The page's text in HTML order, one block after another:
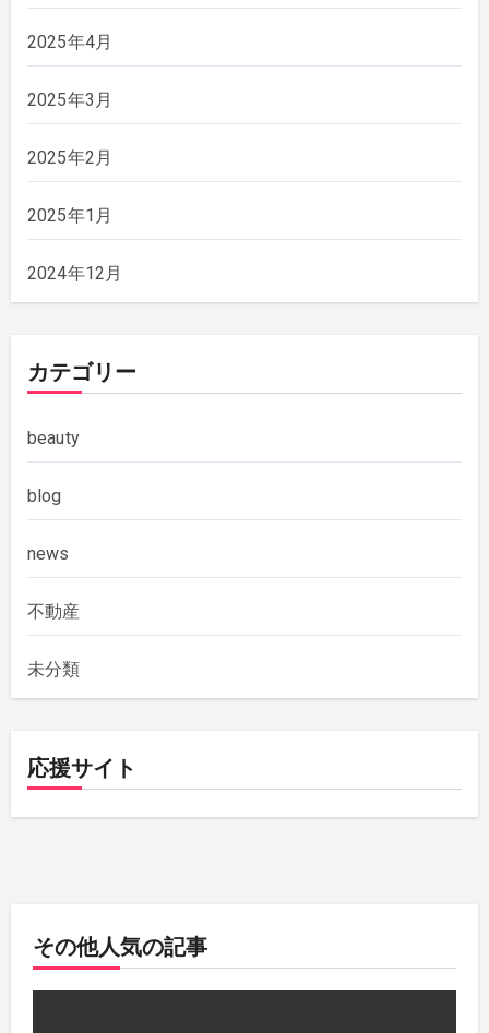
2025年4月
2025年3月
2025年2月
2025年1月
2024年12月
カテゴリー
beauty
blog
news
不動産
未分類
応援サイト
その他人気の記事